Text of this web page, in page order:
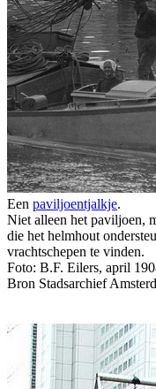
Een paviljoentjalkje.
Niet alleen het paviljoen,
die het helmhout
vrachtschepen te vinden.
Foto: B.F. Eilers, april
Bron Stadsarchief